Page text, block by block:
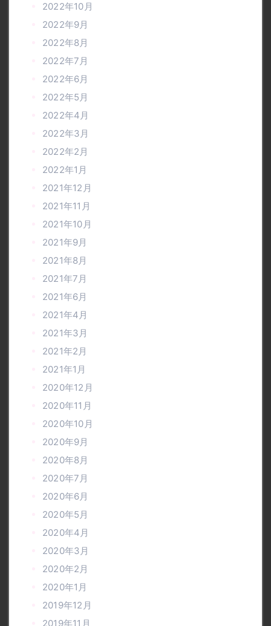
2022年10月
2022年9月
2022年8月
2022年7月
2022年6月
2022年5月
2022年4月
2022年3月
2022年2月
2022年1月
2021年12月
2021年11月
2021年10月
2021年9月
2021年8月
2021年7月
2021年6月
2021年4月
2021年3月
2021年2月
2021年1月
2020年12月
2020年11月
2020年10月
2020年9月
2020年8月
2020年7月
2020年6月
2020年5月
2020年4月
2020年3月
2020年2月
2020年1月
2019年12月
2019年11月